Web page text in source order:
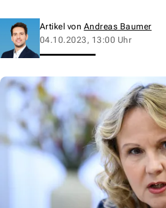
Artikel von Andreas Baumer
04.10.2023, 13:00 Uhr